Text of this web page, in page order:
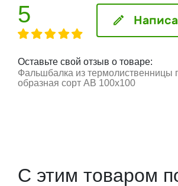
5
Оставьте свой отзыв о товаре:
Фальшбалка из термолиственницы
образная сорт AB 100x100